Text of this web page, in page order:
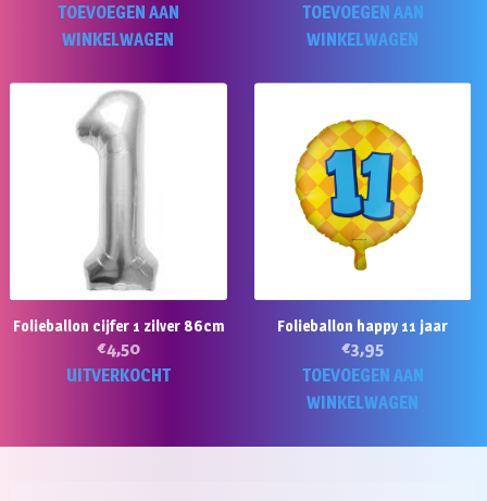
TOEVOEGEN AAN
WINKELWAGEN
TOEVOEGEN AAN
WINKELWAGEN
Folieballon cijfer 1 zilver 86cm
€4,50
UITVERKOCHT
Folieballon happy 11 jaar
€3,95
TOEVOEGEN AAN
WINKELWAGEN